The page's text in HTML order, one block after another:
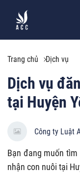
Trang chủ Dịch vụ
Dịch vụ
tại Huyện
Công ty Luật
Bạn đang muốn
nhận con nuôi tại